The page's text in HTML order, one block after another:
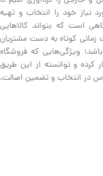
نیاز خود را انتخاب و تهیه
است که بتواند کالاهایی
کوتاه به دست مشتریان
ویژگی‌هایی که فروشگاه
کرده و توانسته از این طریق
در انتخاب و تضمین اصالت،